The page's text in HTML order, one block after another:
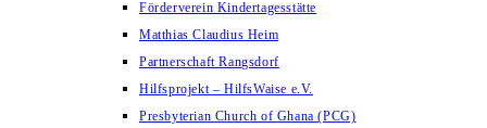
Förderverein Kindertagesstätte
Matthias Claudius Heim
Partnerschaft Rangsdorf
Hilfsprojekt – HilfsWaise e.V.
Presbyterian Church of Ghana (PCG)